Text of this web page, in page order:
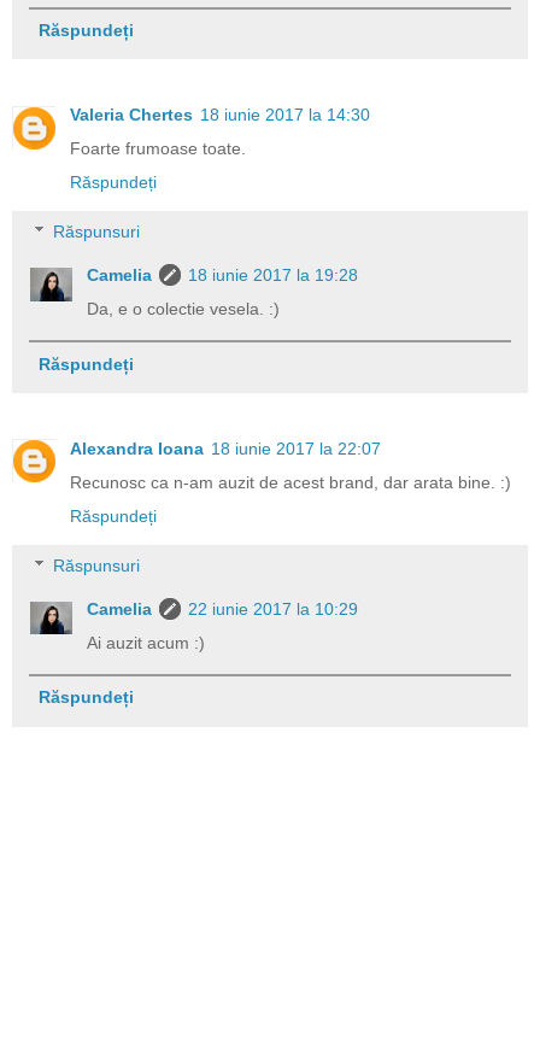
Răspundeți
Valeria Chertes 18 iunie 2017 la 14:30
Foarte frumoase toate.
Răspundeți
Răspunsuri
Camelia
18 iunie 2017 la 19:28
Da, e o colectie vesela. :)
Răspundeți
Alexandra Ioana 18 iunie 2017 la 22:07
Recunosc ca n-am auzit de acest brand, dar arata bine. :)
Răspundeți
Răspunsuri
Camelia
22 iunie 2017 la 10:29
Ai auzit acum :)
Răspundeți